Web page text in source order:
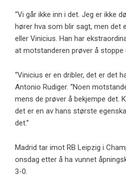
“Vi går ikke inn i det. Jeg er ikke
hører hva som blir sagt, men det
eller Vinicius. Han har
at motstanderen prøver å stoppe
“Vinicius er en dribler, det er det
Antonio Rudiger. “Noen
mens de prøver å bekjempe det.
det er en av hans største
det.”
Madrid tar imot RB Leipzig i
onsdag etter å ha vunnet
3-0.